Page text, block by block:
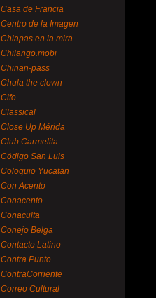
Casa de Francia
Centro de la Imagen
Chiapas en la mira
Chilango.mobi
Chinan-pass
Chula the clown
Cifo
Classical
Close Up Mérida
Club Carmelita
Código San Luis
Coloquio Yucatán
Con Acento
Conacento
Conaculta
Conejo Belga
Contacto Latino
Contra Punto
ContraCorriente
Correo Cultural